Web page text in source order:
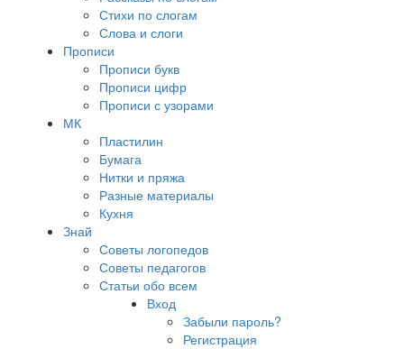
Стихи по слогам
Слова и слоги
Прописи
Прописи букв
Прописи цифр
Прописи с узорами
МК
Пластилин
Бумага
Нитки и пряжа
Разные материалы
Кухня
Знай
Советы логопедов
Советы педагогов
Статьи обо всем
Вход
Забыли пароль?
Регистрация